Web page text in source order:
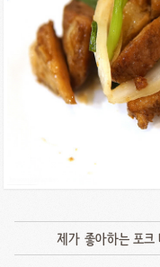
제가 좋아하는 포크